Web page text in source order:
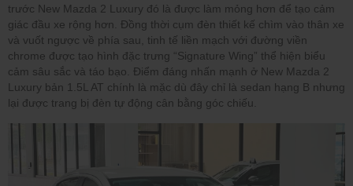
trước New Mazda 2 Luxury đó là được làm mỏng hơn để tạo cảm
giác đầu xe rộng hơn. Đồng thời cụm đèn thiết kế chìm vào thân xe
và vuốt ngược về phía sau, tinh tế liền mạch với đường viền
chrome được tạo hình đặc trưng “Signature Wing” thể hiện biểu
cảm sâu sắc và táo bạo. Điểm đáng nhấn mạnh ở New Mazda 2
Luxury bản 1.5L AT chính là mặc dù đây chỉ là sedan hạng B nhưng
lại được trang bị đèn tự động cân bằng góc chiếu.